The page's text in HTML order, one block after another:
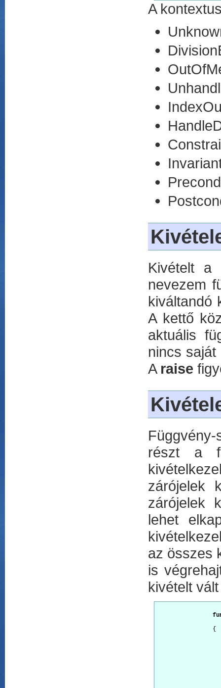
A
Kivételt a
nevezem
kiváltandó
A kettő
aktuális
nincs
A raise
részt a
zárójelek
zárójelek
lehet
az összes
is
kivételt
		{